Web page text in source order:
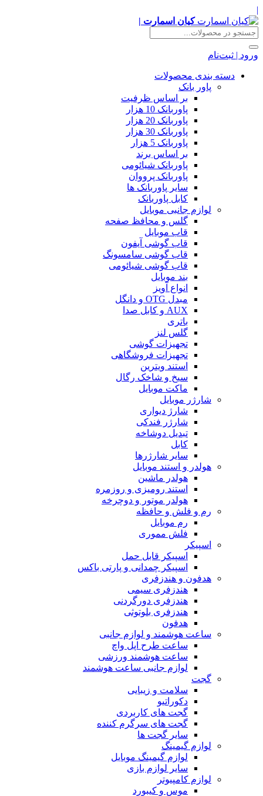
|
کیان اسمارت |
ورود | ثبت‌نام
دسته بندی محصولات
پاور بانک
بر اساس ظرفیت
پاوربانک 10 هزار
پاوربانک 20 هزار
پاوربانک 30 هزار
پاوربانک 5 هزار
بر اساس برند
پاوربانک شیائومی
پاوربانک پرووان
سایر پاوربانک ها
کابل پاوربانک
لوازم جانبی موبایل
گلس و محافظ صفحه
قاب موبایل
قاب گوشی آیفون
قاب گوشی سامسونگ
قاب گوشی شیائومی
بند موبایل
انواع آویز
مبدل OTG و دانگل
AUX و کابل صدا
باتری
گلس لنز
تجهیزات گوشی
تجهیزات فروشگاهی
استند ویترین
سیخ و شاخک رگال
ماکت موبایل
شارژر موبایل
شارژ دیواری
شارژر فندکی
تبدیل دوشاخه
کابل
سایر شارژرها
هولدر و استند موبایل
هولدر ماشین
استند رومیزی و روزمره
هولدر موتور و دوچرخه
رم و فلش و حافظه
رم موبایل
فلش مموری
اسپیکر
اسپیکر قابل حمل
اسپیکر چمدانی و پارتی باکس
هدفون و هندزفری
هندزفری سیمی
هندزفری دورگردنی
هندزفری بلوتوثی
هدفون
ساعت هوشمند و لوازم جانبی
ساعت طرح اپل واچ
ساعت هوشمند ورزشی
لوازم جانبی ساعت هوشمند
گجت
سلامت و زیبایی
دکوراتیو
گجت های کاربردی
گجت های سرگرم کننده
سایر گجت ها
لوازم گیمینگ
لوازم گیمینگ موبایل
سایر لوازم بازی
لوازم کامپیوتر
موس و کیبورد